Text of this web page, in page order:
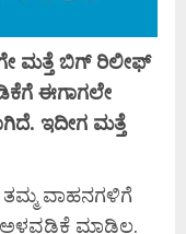
ಮತ್ತೆ ಬಿಗ್ ರಿಲೀಫ್
ಈಗಾಗಲೇ
ಇದೀಗ ಮತ್ತೆ
ತಮ್ಮ ವಾಹನಗಳಿಗೆ
ಮಾಡಿಲ್ಲ.